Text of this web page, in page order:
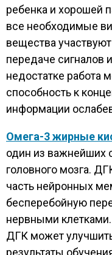
ребенка и хорошей
все необходимые
вещества
передаче сигналов
недостатке работа
способность к
информации
Омега-3 жирные
один из важнейших
головного мозга.
часть нейронных
бесперебойную
нервными
ДГК может
результаты